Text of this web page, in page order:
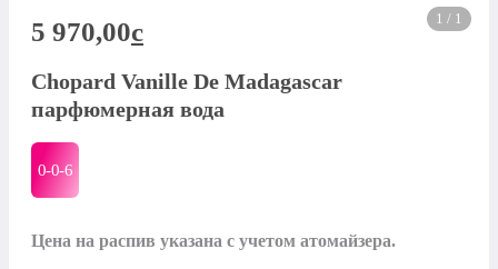
1 / 1
5 970,00c
Chopard Vanille De Madagascar
парфюмерная вода
0-0-6
Цена на распив указана с учетом атомайзера.